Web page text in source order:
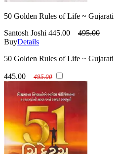
50 Golden Rules of Life ~ Gujarati
Santosh Joshi 445.00
495.00
BuyDetails
50 Golden Rules of Life ~ Gujarati
445.00 495.00